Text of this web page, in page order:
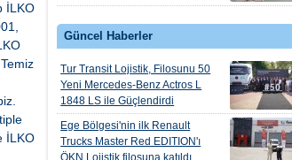
Güncel Haberler
Tur Transit Lojistik, Filosunu 50
Yeni Mercedes-Benz Actros L
1848 LS ile Güçlendirdi
Ege Bölgesi'nin ilk Renault
Trucks Master Red EDITION'ı
İLKO
İLKO